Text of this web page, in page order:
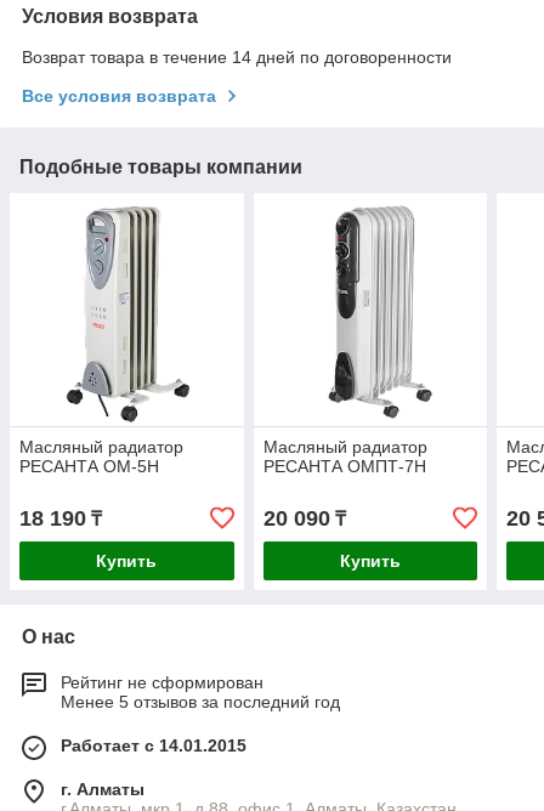
Условия возврата
Возврат товара в течение 14 дней по договоренности
Все условия возврата
Подобные товары компании
Масляный радиатор
РЕСАНТА ОМ-5Н
18 190 ₸
Купить
Масляный радиатор
РЕСАНТА ОМПТ-7Н
20 090₸
Купить
20
О нас
Рейтинг не сформирован
Менее 5 отзывов за последний год
Работает с 14.01.2015
г. Алматы